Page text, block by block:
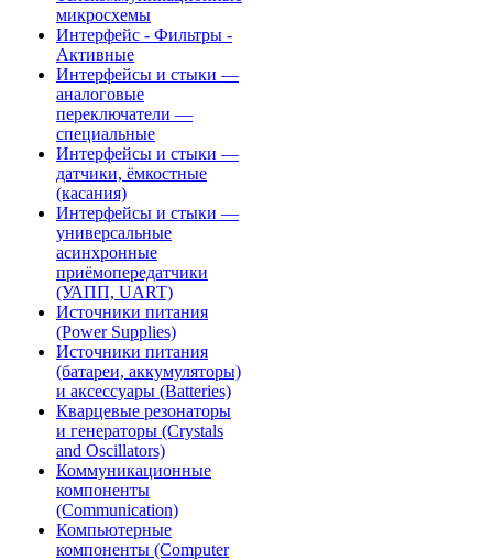
микросхемы
Интерфейс - Фильтры -
Активные
Интерфейсы и стыки —
аналоговые
переключатели —
специальные
Интерфейсы и стыки —
датчики, ёмкостные
(касания)
Интерфейсы и стыки —
универсальные
асинхронные
приёмопередатчики
(УАПП, UART)
Источники питания
(Power Supplies)
Источники питания
(батареи, аккумуляторы)
и аксессуары (Batteries)
Кварцевые резонаторы
и генераторы (Crystals
and Oscillators)
Коммуникационные
компоненты
(Communication)
Компьютерные
компоненты (Computer